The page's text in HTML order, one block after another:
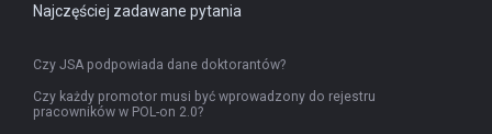
Najczęściej zadawane pytania
Czy JSA podpowiada dane doktorantów?
Czy każdy promotor musi być wprowadzony do rejestru
pracowników w POL-on 2.0?